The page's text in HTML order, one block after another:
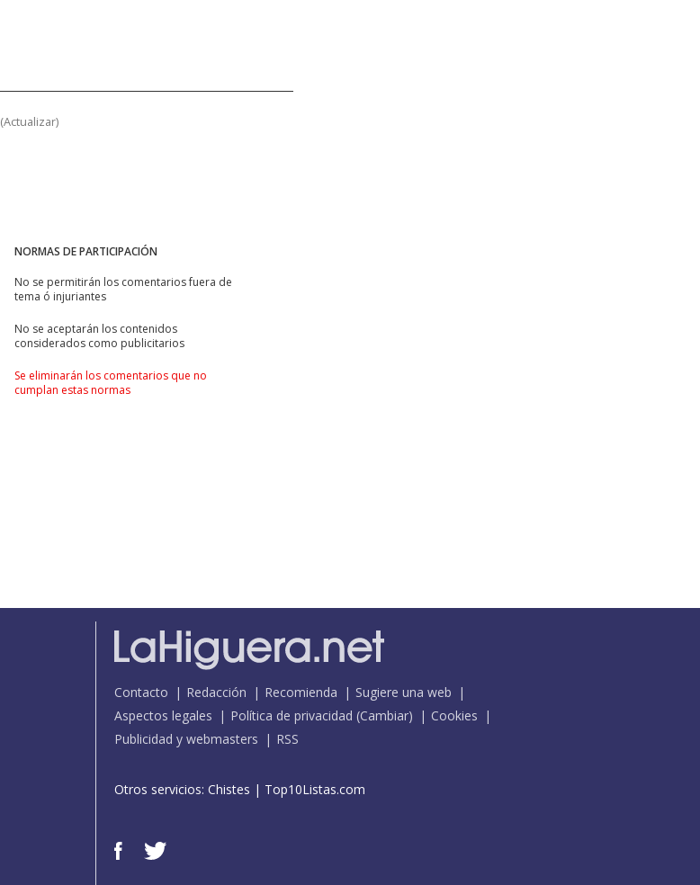
(Actualizar)
NORMAS DE PARTICIPACIÓN
No se permitirán los comentarios fuera de
tema ó injuriantes
No se aceptarán los contenidos
considerados como publicitarios
Se eliminarán los comentarios que no
cumplan estas normas
Contacto Redacción Recomienda
Sugiere una web
Aspectos legales
Política de privacidad (Cambiar)
Cookies
Publicidad y webmasters
RSS
Otros servicios: Chistes | Top10Listas.com